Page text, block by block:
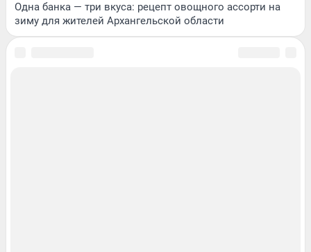
Одна банка — три вкуса: рецепт овощного ассорти на
зиму для жителей Архангельской области